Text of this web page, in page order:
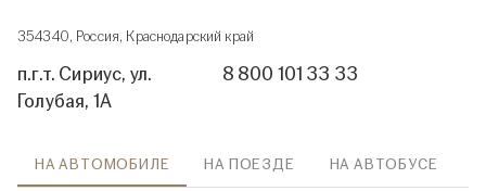
354340, Россия, Краснодарский край
п.г.т. Сириус, ул.
Голубая, 1А
8 800 101 33 33
НА АВТОМОБИЛЕ НА ПОЕЗДЕ НА АВТОБУСЕ